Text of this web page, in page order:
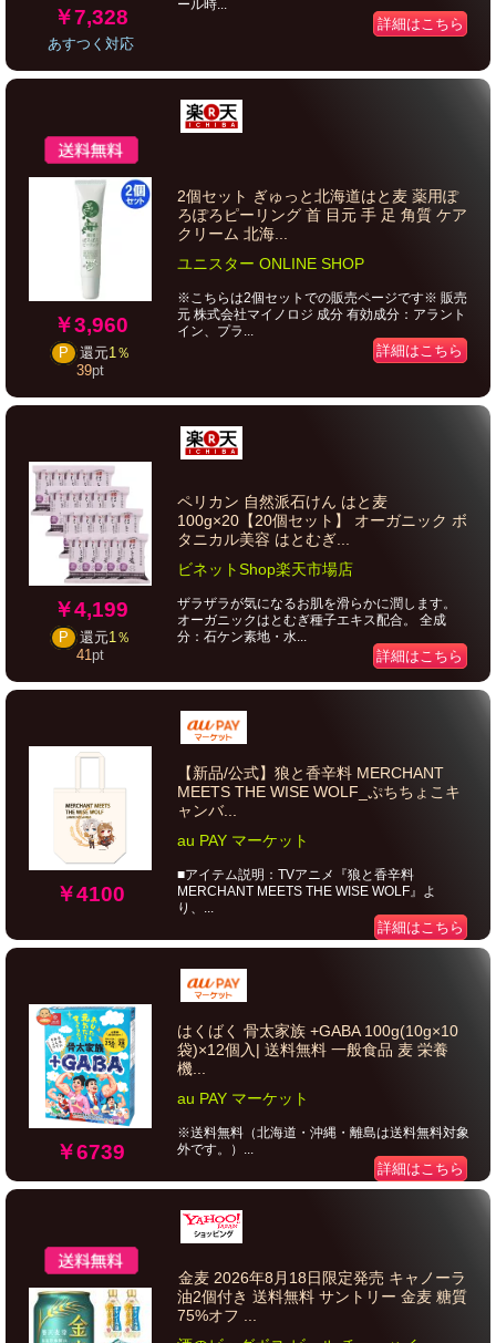
￥7,328
あすつく対応
ール時...
詳細はこちら
￥3,960
P 還元1％
39pt
2個セット ぎゅっと北海道はと麦 薬用ぽ
ろぽろピーリング 首 目元 手 足 角質 ケア
クリーム 北海...
ユニスター ONLINE SHOP
※こちらは2個セットでの販売ページです※ 販売
元 株式会社マイノロジ 成分 有効成分：アラント
イン、プラ...
詳細はこちら
￥4,199
P 還元1％
41 pt
ペリカン 自然派石けん はと麦
100g×20【20個セット】 オーガニック ボ
タニカル美容 はとむぎ...
ビネットShop楽天市場店
ザラザラが気になるお肌を滑らかに潤します。
オーガニックはとむぎ種子エキス配合。 全成
分：石ケン素地・水...
詳細はこちら
￥4100
【新品/公式】狼と香辛料 MERCHANT
MEETS THE WISE WOLF_ぷちちょこキ
ャンバ...
au PAY マーケット
■アイテム説明：TVアニメ『狼と香辛料
MERCHANT MEETS THE WISE WOLF』よ
り、...
詳細はこちら
￥6739
はくばく 骨太家族 +GABA 100g(10g×10
袋)×12個入| 送料無料 一般食品 麦 栄養
機...
au PAY マーケット
※送料無料（北海道・沖縄・離島は送料無料対象
外です。）...
詳細はこちら
金麦 2026年8月18日限定発売 キャノーラ
油2個付き 送料無料 サントリー 金麦 糖質
75%オフ ...